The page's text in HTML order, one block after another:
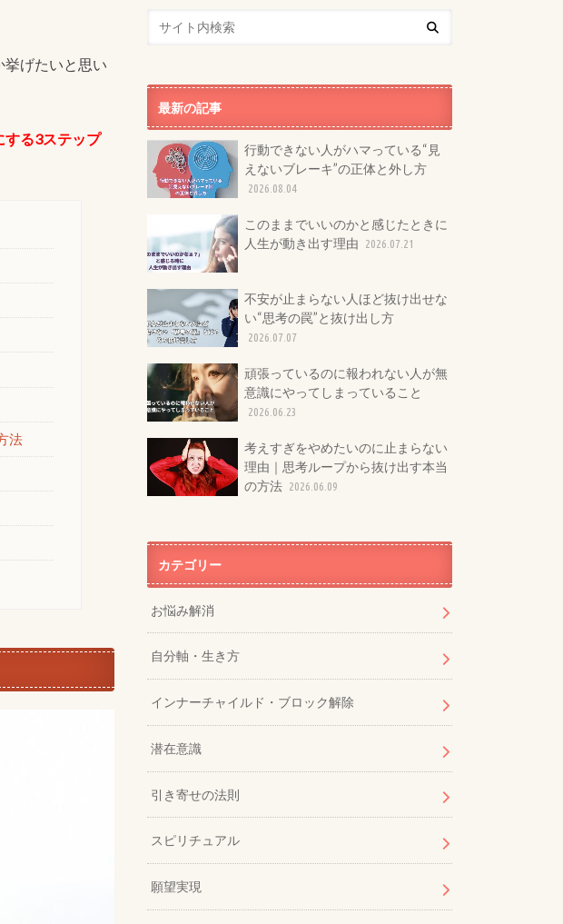
挙げたいと思い
する3ステップ
法
最新の記事
行動できない人がハマっている“見
えないブレーキ”の正体と外し方
2026.08.04
このままでいいのかと感じたときに
人生が動き出す理由
2026.07.21
不安が止まらない人ほど抜け出せな
い“思考の罠”と抜け出し方
2026.07.07
頑張っているのに報われない人が無
意識にやってしまっていること
2026.06.23
考えすぎをやめたいのに止まらない
理由｜思考ループから抜け出す本当
の方法 2026.06.09
カテゴリー
お悩み解消
自分軸・生き方
インナーチャイルド・ブロック解除
潜在意識
引き寄せの法則
スピリチュアル
願望実現